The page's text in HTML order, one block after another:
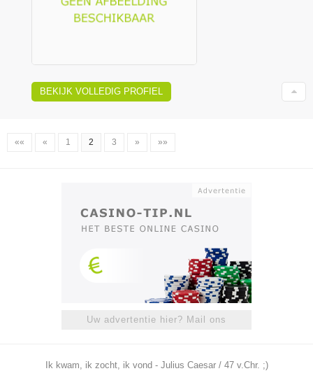
BEKIJK VOLLEDIG PROFIEL
«« « 1 2 3 » »»
Uw advertentie hier? Mail ons
Ik kwam, ik zocht, ik vond - Julius Caesar / 47 v.Chr. ;)